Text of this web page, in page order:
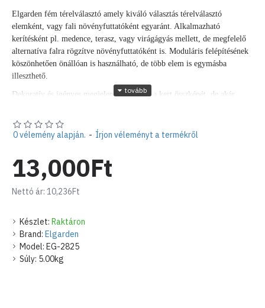
Elgarden fém térelválasztó amely kiváló választás térelválasztó
elemként, vagy fali növényfuttatóként egyaránt. Alkalmazható
kerítésként pl. medence, terasz, vagy virágágyás mellett, de megfelelő
alternatíva falra rögzítve növényfuttatóként is. Moduláris felépítésének
köszönhetően önállóan is használható, de több elem is egymásba
illeszthető.
Dekoratív és igényes megjelenésével építi a kert összképét, de akár
térelválasztóként.
Rögzítéséhez igényeinek megfelelően használja a következő elemeket:
- kertben leszúrva:
Leszúrható fém rögzítő növényfuttatókhoz, térelválasztókhoz
Fém talp növényfuttatókhoz, térelválasztókhoz
-falon rögzítve elemek függőleges összekapcsolása:
Összekötő elem növényfuttatókhoz, térelválasztókhoz, I alakú
Termékjellemzők:
Készlet: Raktáron
Brand: Elgarden
Model: EG-2825
Súly: 5.00kg
0 vélemény alapján. - Írjon véleményt a termékről
13,000Ft
Nettó ár: 10,236Ft